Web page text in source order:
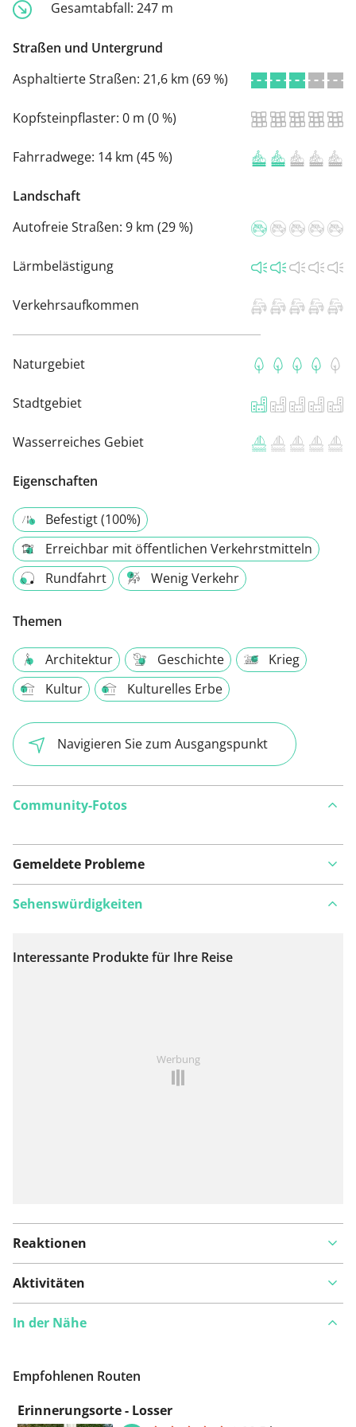
Gesamtabfall: 247 m
Straßen und Untergrund
Asphaltierte Straßen: 21,6 km (69 %)
Kopfsteinpflaster: 0 m (0 %)
Fahrradwege: 14 km (45 %)
Landschaft
Autofreie Straßen: 9 km (29 %)
Lärmbelästigung
Verkehrsaufkommen
Naturgebiet
Stadtgebiet
Wasserreiches Gebiet
Eigenschaften
Befestigt (100%)
Erreichbar mit öffentlichen Verkehrstmitteln
Rundfahrt
Wenig Verkehr
Themen
Architektur Geschichte
Krieg
Kultur
Kulturelles Erbe
Navigieren Sie zum Ausgangspunkt
Community-Fotos
Gemeldete Probleme
Auf Karte anzeigen
Sehenswürdigkeiten
Interessante Produkte für Ihre Reise
Werbung
Reaktionen
Aktivitäten
In der Nähe
Empfohlenen Routen
Erinnerungsorte - Losser